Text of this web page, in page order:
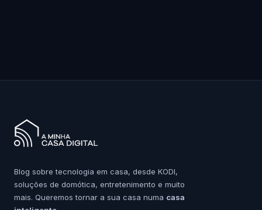
Blog sobre tecnologia em casa, desde KODI,
soluções de domótica, entretenimento e muito
mais. Queremos tornar a sua casa numa casa